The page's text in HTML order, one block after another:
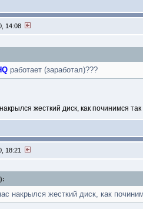
14:08
работает (заработал)???
жесткий диск, как починимся
18:21
накрылся жесткий диск, как